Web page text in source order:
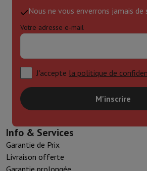
Nous ne vous enverrons jamais de
Votre adresse e-mail
J'accepte la politique de
M'inscrire
Info & Services
Garantie de Prix
Livraison offerte
Garantie prolongée